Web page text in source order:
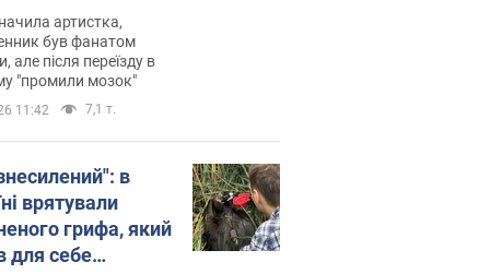
російської не
тепер хоче
українців
артистка,
був фанатом
але після переїзду в
"промили мозок"
11:42 7,1 т.
в
врятували
грифа, який
для себе